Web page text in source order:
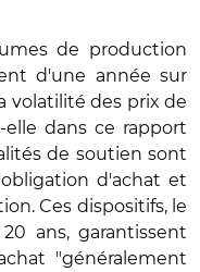
de production
d'une année sur
volatilité des prix de
elle dans ce rapport
de soutien sont
d'achat et
Ces dispositifs, le
ans, garantissent
"généralement